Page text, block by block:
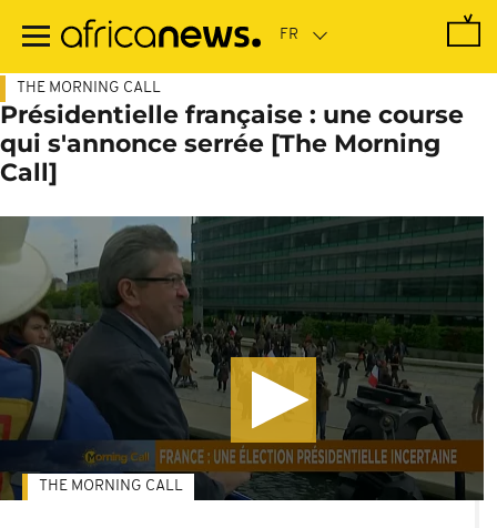
contenu
THE MORNING CALL
Présidentielle française : une course
qui s'annonce serrée [The Morning
Call]
THE MORNING CALL